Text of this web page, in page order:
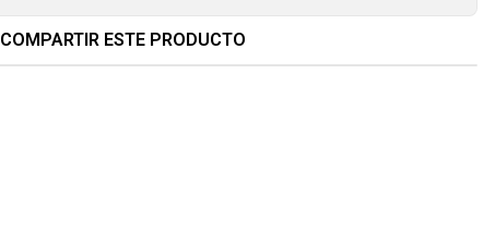
COMPARTIR ESTE PRODUCTO